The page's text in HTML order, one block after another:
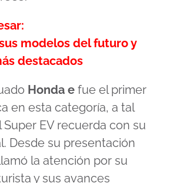
modelos del futuro y
destacados
Honda e fue el primer
en esta categoría, a tal
EV recuerda con su
Desde su presentación
la atención por su
y sus avances